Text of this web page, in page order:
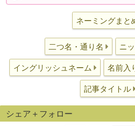
ネーミングまと
二つ名・通り名 ニ
イングリッシュネーム 名前入
記事タイトル
シェア＋フォロー